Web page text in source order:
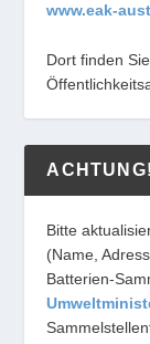
www.eak-
Dort finden
ACHTUNG!
Bitte
(Name,
Batterien-